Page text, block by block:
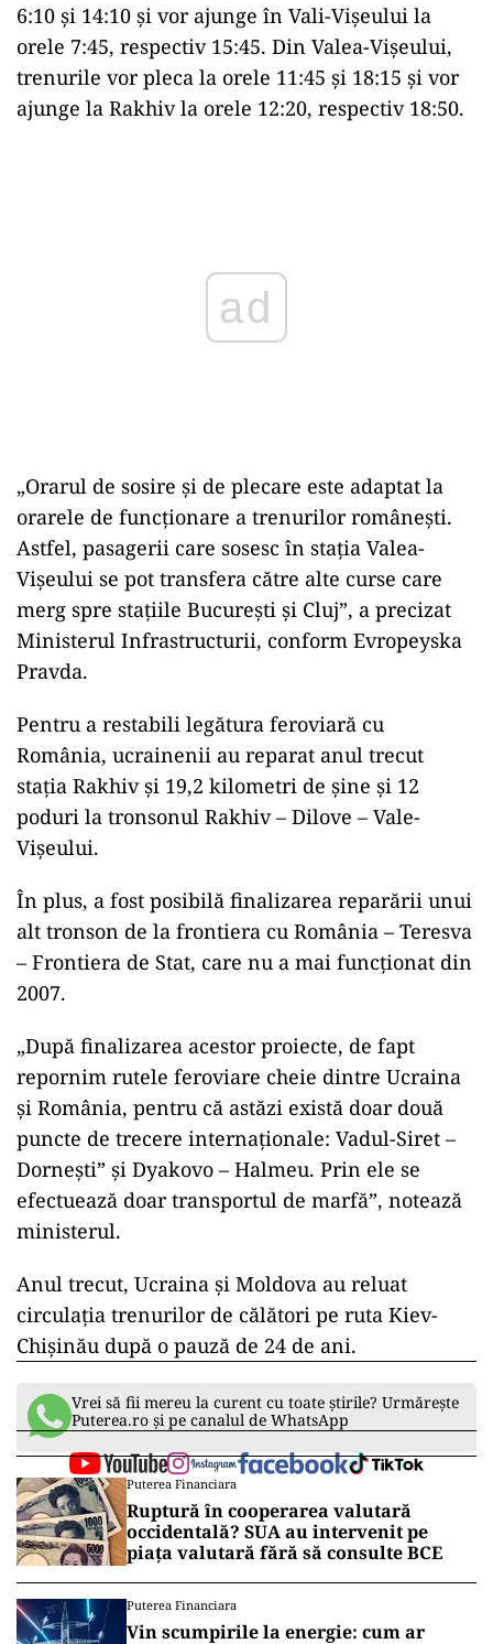
6:10 și 14:10 și vor ajunge în Vali-Vișeului la
orele 7:45, respectiv 15:45. Din Valea-Vișeului,
trenurile vor pleca la orele 11:45 și 18:15 și vor
ajunge la Rakhiv la orele 12:20, respectiv 18:50.
„Orarul de sosire și de plecare este adaptat la
orarele de funcționare a trenurilor românești.
Astfel, pasagerii care sosesc în stația Valea-
Vișeului se pot transfera către alte curse care
merg spre stațiile București și Cluj”, a precizat
Ministerul Infrastructurii, conform Evropeyska
Pravda.
Pentru a restabili legătura feroviară cu
România, ucrainenii au reparat anul trecut
stația Rakhiv și 19,2 kilometri de șine și 12
poduri la tronsonul Rakhiv – Dilove – Vale-
Vișeului.
În plus, a fost posibilă finalizarea reparării unui
alt tronson de la frontiera cu România – Teresva
– Frontiera de Stat, care nu a mai funcționat din
2007.
„După finalizarea acestor proiecte, de fapt
repornim rutele feroviare cheie dintre Ucraina
și România, pentru că astăzi există doar două
puncte de trecere internaționale: Vadul-Siret –
Dornești” și Dyakovo – Halmeu. Prin ele se
efectuează doar transportul de marfă”, notează
ministerul.
Anul trecut, Ucraina și Moldova au reluat
circulația trenurilor de călători pe ruta Kiev-
Chișinău după o pauză de 24 de ani.
Vrei să fii mereu la curent cu toate știrile? Urmărește
Puterea.ro și pe canalul de WhatsApp
Puterea Financiara
Ruptură în cooperarea valutară
occidentală? SUA au intervenit pe
piața valutară fără să consulte BCE
Puterea Financiara
Vin scumpirile la energie: cum ar